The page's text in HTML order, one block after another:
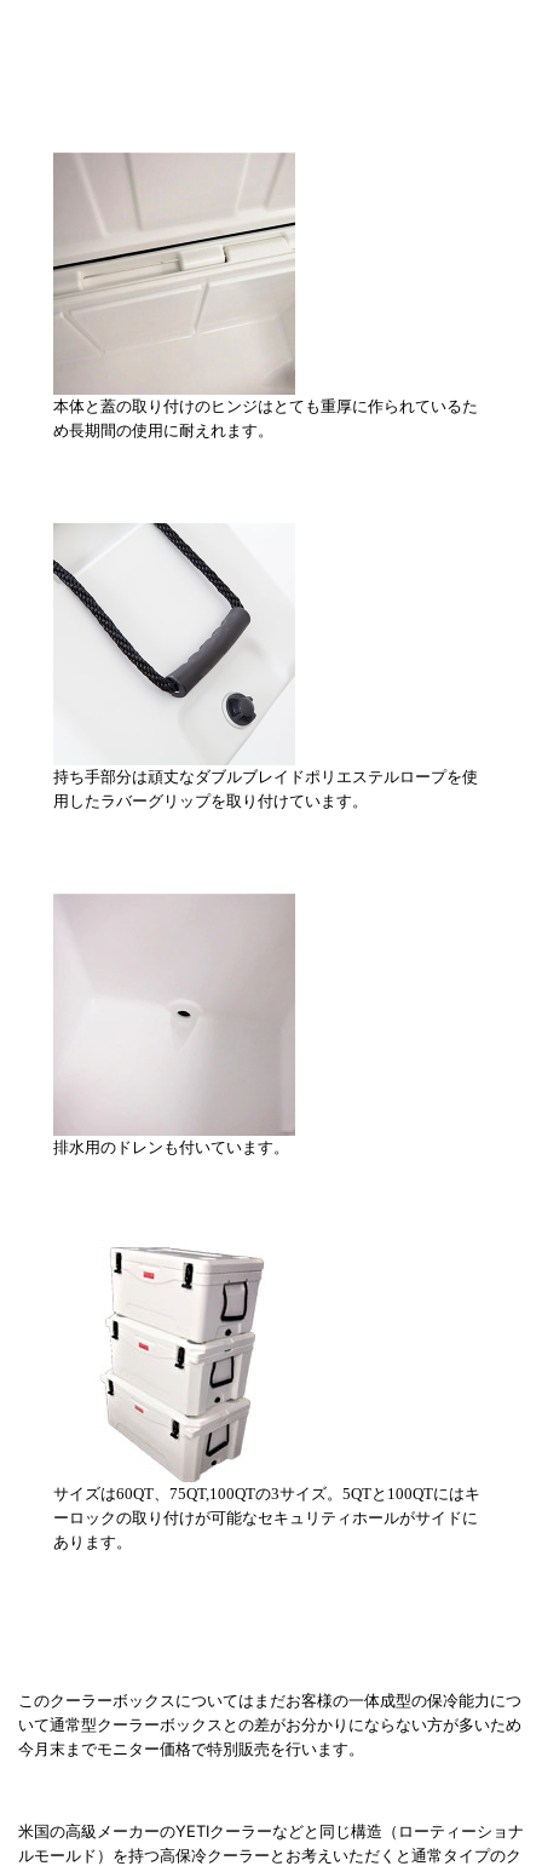
本体と蓋の取り付けのヒンジはとても重厚に作られているた
め長期間の使用に耐えれます。
持ち手部分は頑丈なダブルブレイドポリエステルロープを使
用したラバーグリップを取り付けています。
排水用のドレンも付いています。
サイズは60QT、75QT,100QTの3サイズ。5QTと100QTにはキ
ーロックの取り付けが可能なセキュリティホールがサイドに
あります。
このクーラーボックスについてはまだお客様の一体成型の保冷能力につ
いて通常型クーラーボックスとの差がお分かりにならない方が多いため
今月末までモニター価格で特別販売を行います。
米国の高級メーカーのYETIクーラーなどと同じ構造（ローティーショナ
ルモールド）を持つ高保冷クーラーとお考えいただくと通常タイプのク